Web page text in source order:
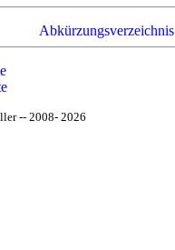
Abkürzungsverzeichnis
-- 2008- 2026